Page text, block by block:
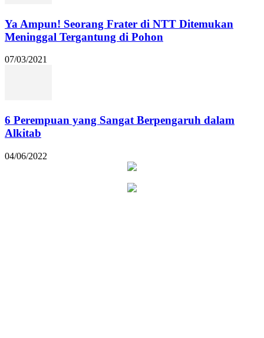
Ya Ampun! Seorang Frater di NTT Ditemukan
Meninggal Tergantung di Pohon
07/03/2021
6 Perempuan yang Sangat Berpengaruh dalam
Alkitab
04/06/2022